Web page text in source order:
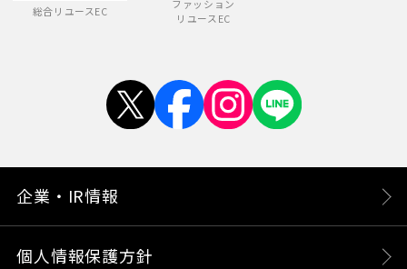
総合リユースEC
ファッション
リユースEC
企業・IR情報
個人情報保護方針